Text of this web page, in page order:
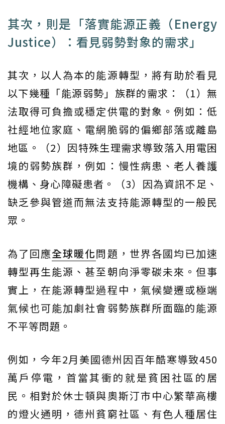
其次，則是「落實能源正義（Energy
Justice）：看見弱勢對象的需求」
其次，以人為本的能源轉型，將有助於看見
以下幾種「能源弱勢」族群的需求：（1）無
法取得可負擔或穩定供電的對象。例如：低
社經地位家庭、電網脆弱的偏鄉部落或離島
地區。（2）因特殊生理需求導致落入用電困
境的弱勢族群，例如：慢性病患、老人養護
機構、身心障礙患者。（3）因為資訊不足、
缺乏參與管道而無法支持能源轉型的一般民
眾。
為了回應全球暖化問題，世界各國均已加速
轉型再生能源、甚至朝向淨零碳未來。但事
實上，在能源轉型過程中，氣候變遷或極端
氣候也可能加劇社會弱勢族群所面臨的能源
不平等問題。
例如，今年2月美國德州因百年酷寒導致450
萬戶停電，首當其衝的就是貧困社區的居
民。相對於休士頓與奧斯汀市中心繁華高樓
的燈火通明，德州貧窮社區、有色人種居住